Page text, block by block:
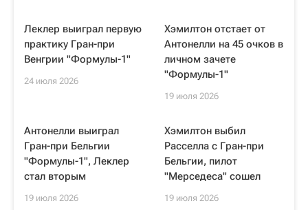
Леклер выиграл первую
практику Гран-при
Венгрии "Формулы-1"
24 июля 2026
Хэмилтон отстает от
Антонелли на 45 очков в
личном зачете
"Формулы-1"
19 июля 2026
Антонелли выиграл
Гран-при Бельгии
"Формулы-1", Леклер
стал вторым
19 июля 2026
Хэмилтон выбил
Расселла с Гран-при
Бельгии, пилот
"Мерседеса" сошел
19 июля 2026